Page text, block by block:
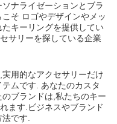
ナライゼーションとブラ
そ ロゴやデザインやメッ
キーリングを提供してい
サリーを探している企業
用的なアクセサリーだけ
ムです. あなたのカスタ
ブランドは,私たちのキー
ます.ビジネスやブランド
です.